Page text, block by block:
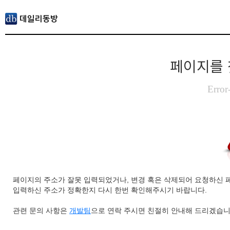
페이지를
페이지의 주소가 잘못 입력되었거나, 변경 혹은 삭제되어 요청하신
입력하신 주소가 정확한지 다시 한번 확인해주시기 바랍니다.
관련 문의 사항은 개발팀 으로 연락 주시면 친절히 안내해 드리겠습